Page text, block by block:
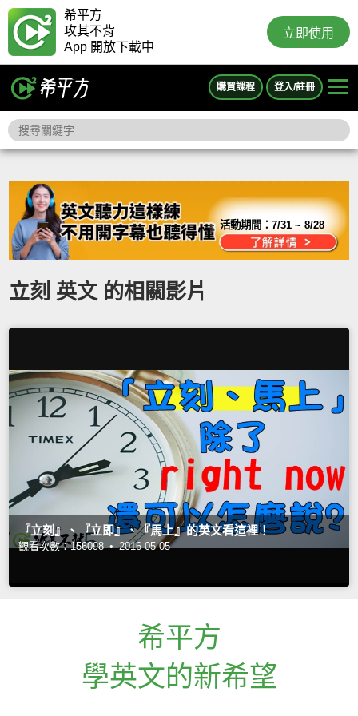
希平方
攻其不背
App 開放下載中
立即使用
購買課程 登入/註冊
活動期間：7/31 ~ 8/28
立刻 英文 的相關影片
『立刻』、『立即』、『馬上』的英文看這裡！
觀看次數：156098 • 2016-05-05
希平方
學英文的新希望